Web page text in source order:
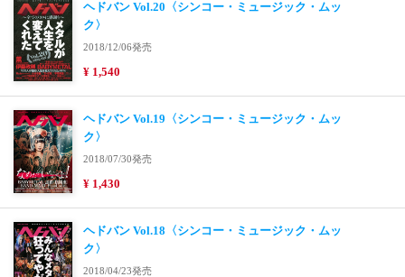
ヘドバン Vol.20〈シンコー・ミュージック・ムッ
ク〉
2018/12/06発売
¥ 1,540
ヘドバン Vol.19〈シンコー・ミュージック・ムッ
ク〉
2018/07/30発売
¥ 1,430
ヘドバン Vol.18〈シンコー・ミュージック・ムッ
ク〉
2018/04/23発売